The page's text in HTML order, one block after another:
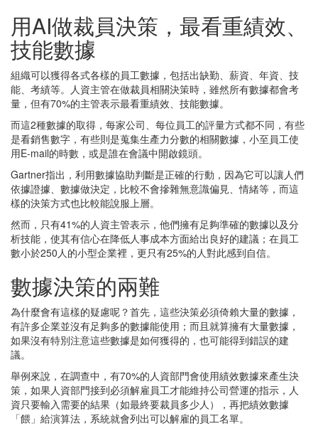
用AI做裁員決策，最看重績效、
技能數據
組織可以獲得各式各樣的員工數據，包括出缺勤、薪資、年資、技
能、考績等。人資主管在做裁員相關決策時，雖然所有數據都會考
量，但有70%的主管表示最看重績效、技能數據。
而這2種數據的取得，每家公司、每位員工的評量方式都不同，有些
是看銷售數字，有些則是蒐集生產力分數的相關數據，小至員工使
用E-mail的時數，或是誰在會議中開啟鏡頭。
Gartner指出，利用數據協助判斷是正確的行動，因為它可以讓人們
依據證據、數據做決定，比較不會摻雜無意識偏見、情緒等，而這
樣的決策方式也比較能說服上層。
然而，只有41%的人資主管表示，他們擁有足夠準確的數據以及分
析技能，使其有信心在降低人事成本方面給出良好的建議；在員工
數小於250人的小型企業裡，更只有25%的人對此感到自信。
數據決策的兩難
為什麼會有這樣的疑慮呢？首先，這些決策必須倚賴大量的數據，
有許多企業並沒有足夠多的數據能使用；而且就算擁有大量數據，
如果沒有特別注意這些數據是如何獲得的，也可能得到錯誤的建
議。
舉例來說，在調查中，有70%的人資部門會使用績效數據來產生決
策，如果人資部門接到必須解雇員工才能維持公司營運的指示，人
資只要輸入需要的結果（如最終要裁員多少人），再把績效數據
「餵」給演算法，系統就會列出可以解雇的員工名單。